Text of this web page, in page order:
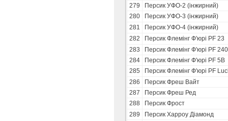
279
Персик УФО-2 (інжирний)
280
Персик УФО-3 (інжирний)
281
Персик УФО-4 (інжирний)
282
Персик Флемінг Ф'юрі PF 23
283
Персик Флемінг Ф'юрі PF
284
Персик Флемінг Ф'юрі PF 5В
285
Персик Флемінг Ф'юрі PF
286
Персик Фреш Вайт
287
Персик Фреш Ред
288
Персик Фрост
289
Персик Харроу Діамонд